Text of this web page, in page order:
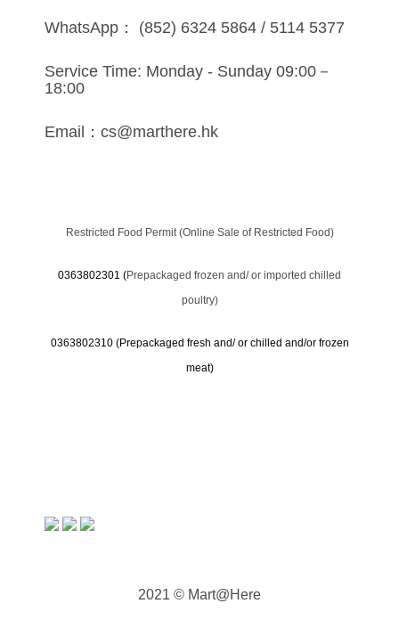
WhatsApp： (852) 6324 5864 / 5114 5377
Service Time: Monday - Sunday 09:00－
18:00
Email：cs@marthere.hk
Restricted Food Permit (Online Sale of Restricted Food)
0363802301 (Prepackaged frozen and/ or imported chilled
poultry)
0363802310 (Prepackaged fresh and/ or chilled and/or frozen
meat)
2021 © Mart@Here